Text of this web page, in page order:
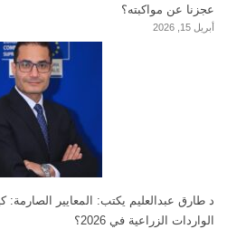
عجزنا عن مواكبته؟
أبريل 15, 2026
د طارق عبدالعليم يكتب: المعايير
الواردات الزراعية في 2026؟